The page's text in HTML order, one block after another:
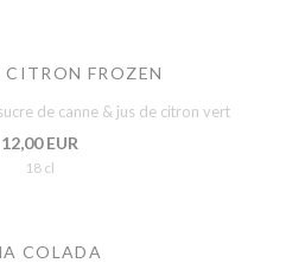
FROZEN
de canne & jus de citron vert
12,00 EUR
18 cl
COLADA